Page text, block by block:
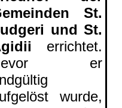
St.
und St.
errichtet.
er
wurde,